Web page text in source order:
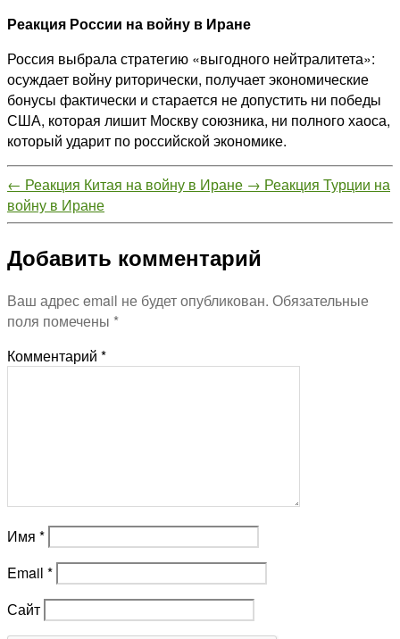
Реакция России на войну в Иране
Россия выбрала стратегию «выгодного нейтралитета»:
осуждает войну риторически, получает экономические
бонусы фактически и старается не допустить ни победы
США, которая лишит Москву союзника, ни полного хаоса,
который ударит по российской экономике.
← Реакция Китая на войну в Иране → Реакция Турции на
войну в Иране
Добавить комментарий
Ваш адрес email не будет опубликован. Обязательные
поля помечены *
Комментарий *
Имя *
Email *
Сайт